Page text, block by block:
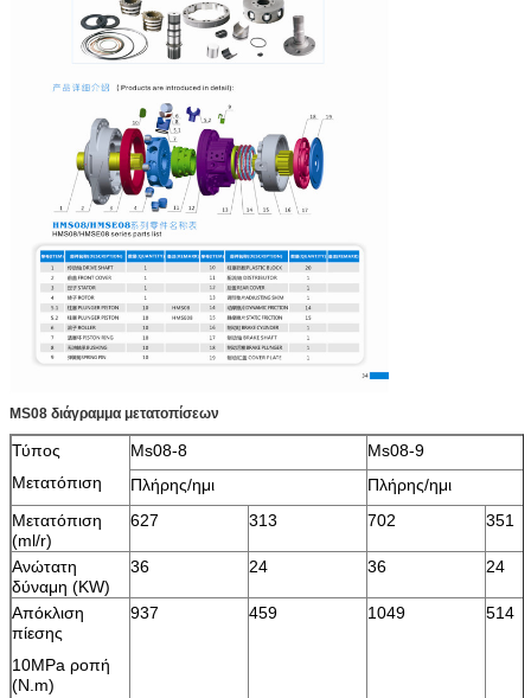
MS08 διάγραμμα μετατοπίσεων
Τύπος
Μετατόπιση
Ms08-8
Ms08-9
Πλήρης/ημι
Πλήρης/ημι
Μετατόπιση
(ml/r)
627 313 702 351
Ανώτατη
δύναμη (KW)
36 24 36 24
Απόκλιση
πίεσης
10MPa ροπή
(N.m)
937 459 1049 514